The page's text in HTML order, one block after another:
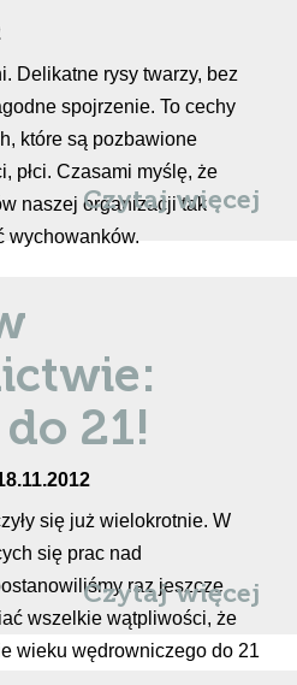
Delikatne rysy twarzy, bez
spojrzenie. To cechy
które są pozbawione
płci. Czasami myślę, że
naszej organizacji tak
wychowanków.
Czytaj więcej
21!
się już wielokrotnie. W
się prac nad
raz jeszcze
wszelkie wątpliwości, że
wieku wędrowniczego do 21
Czytaj więcej